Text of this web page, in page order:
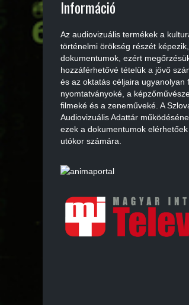
Információ
Az audiovizuális termékek a
történelmi örökség részét képezik,
dokumentumok, ezért
hozzáférhetővé tételük a jövő
és az oktatás céljaira ugyanolyan
nyomtatványoké, a
filmeké és a zeneműveké. A
Audiovizuális Adattár
ezek a dokumentumok
utókor számára.